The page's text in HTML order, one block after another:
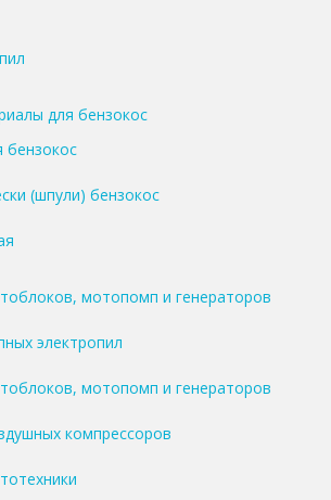
для бензокос
бензокос
(шпули) бензокос
мотопомп и генераторов
электропил
мотопомп и генераторов
компрессоров